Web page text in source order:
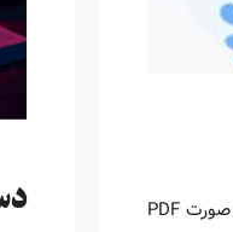
اینروزها خرید PDF کتاب‎های خارجی بسیار رواج یافته است. با آنکه نسخه‌های ترجمه شده بسیار زیادی از کتاب‌ها چه به صورت چاپی و چه به صورت PDF